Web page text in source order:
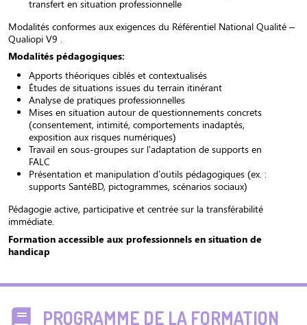
transfert en situation professionnelle
Modalités conformes aux exigences du Référentiel National Qualité –
Qualiopi V9 .
Modalités pédagogiques:
Apports théoriques ciblés et contextualisés
Études de situations issues du terrain itinérant
Analyse de pratiques professionnelles
Mises en situation autour de questionnements concrets
(consentement, intimité, comportements inadaptés,
exposition aux risques numériques)
Travail en sous-groupes sur l’adaptation de supports en
FALC
Présentation et manipulation d’outils pédagogiques (ex. :
supports SantéBD, pictogrammes, scénarios sociaux)
Pédagogie active, participative et centrée sur la transférabilité
immédiate.
Formation accessible aux professionnels en situation de
handicap
PROGRAMME DE LA FORMATION